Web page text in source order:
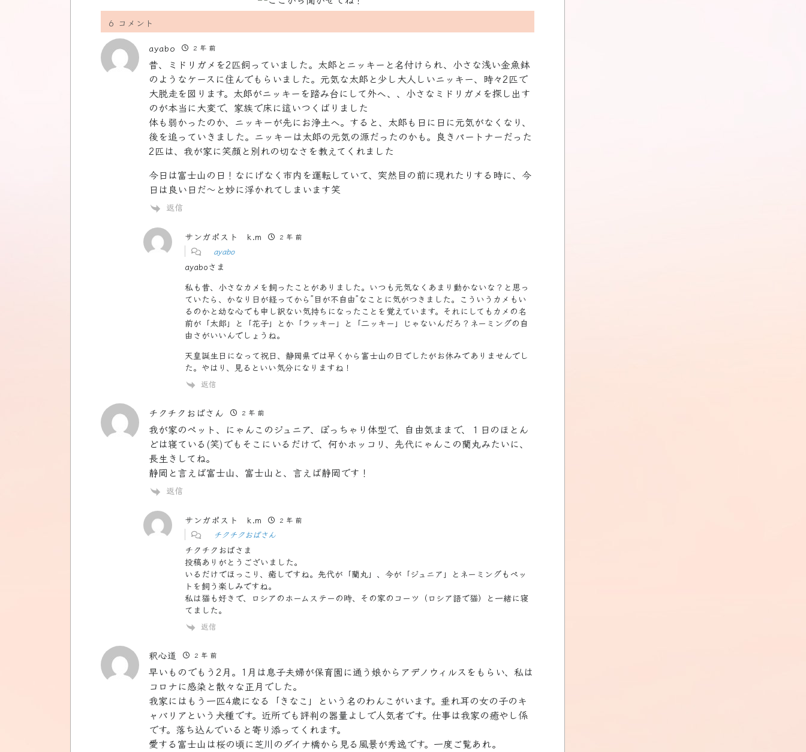
6 コメント
ayabo 2 年 前
昔、ミドリガメを2匹飼っていました。太郎とニッキーと名付けられ、小さな浅い金魚鉢
のようなケースに住んでもらいました。元気な太郎と少し大人しいニッキー、時々2匹で
大脱走を図ります。太郎がニッキーを踏み台にして外へ、、小さなミドリガメを探し出す
のが本当に大変で、家族で床に這いつくばりました
体も弱かったのか、ニッキーが先にお浄土へ。すると、太郎も日に日に元気がなくなり、
後を追っていきました。ニッキーは太郎の元気の源だったのかも。良きパートナーだった
2匹は、我が家に笑顔と別れの切なさを教えてくれました
今日は富士山の日！なにげなく市内を運転していて、突然目の前に現れたりする時に、今
日は良い日だ〜と妙に浮かれてしまいます笑
返信
サンガポスト k.m 2 年 前
ayabo
ayaboさま
私も昔、小さなカメを飼ったことがありました。いつも元気なくあまり動かないな？と思っ
ていたら、かなり日が経ってから”目が不自由”なことに気がつきました。こういうカメもい
るのかと幼な心でも申し訳ない気持ちになったことを覚えています。それにしてもカメの名
前が「太郎」と「花子」とか「ラッキー」と「二ッキー」じゃないんだろ？ネーミングの自
由さがいいんでしょうね。
天皇誕生日になって祝日、静岡県では早くから富士山の日でしたがお休みでありませんでし
た。やはり、見るといい気分になりますね！
返信
チクチクおばさん 2 年 前
我が家のペット、にゃんこのジュニア、ぽっちゃり体型で、自由気ままで、１日のほとん
どは寝ている(笑)でもそこにいるだけで、何かホッコリ、先代にゃんこの蘭丸みたいに、
長生きしてね。
静岡と言えば富士山、富士山と、言えば静岡です！
返信
サンガポスト k.m 2 年 前
チクチクおばさん
チクチクおばさま
投稿ありがとうございました。
いるだけでほっこり、癒しですね。先代が「蘭丸」、今が「ジュニア」とネーミングもペッ
トを飼う楽しみですね。
私は猫も好きで、ロシアのホームステーの時、その家のコーツ（ロシア語で猫）と一緒に寝
てました。
返信
釈心道 2 年 前
早いものでもう2月。1月は息子夫婦が保育園に通う娘からアデノウィルスをもらい、私は
コロナに感染と散々な正月でした。
我家にはもう一匹4歳になる「きなこ」という名のわんこがいます。垂れ耳の女の子のキ
ャバリアという犬種です。近所でも評判の器量よしで人気者です。仕事は我家の癒やし係
です。落ち込んでいると寄り添ってくれます。
愛する富士山は桜の頃に芝川のダイナ橋から見る風景が秀逸です。一度ご覧あれ。